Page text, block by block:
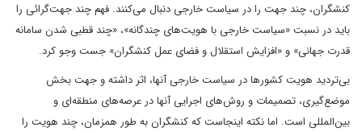
کنشگران، چند جهت را در سیاست خارجی دنبال می‌کنند. فهم چند جهت‌گرائی را
باید در نسبت «سیاست خارجی با هویت‌های چندگانه»، «چند قطبی شدن سامانه
قدرت جهانی» و «افزایش استقلال و فضای عمل کنشگران» جست وجو کرد.
بی‌تردید هویت کشورها در سیاست خارجی آنها، اثر داشته و جهت بخش
موضع‌گیری، تصمیمات و روش‌های اجرایی آنها در عرصه‌های منطقه‌ای و
بین‌المللی است. اما نکته اینجاست که کنشگران به طور همزمان، چند هویت را